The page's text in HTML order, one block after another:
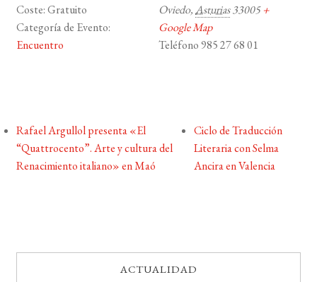
Coste:Gratuito
Categoría de Evento:
Encuentro
Oviedo,Asturias33005 +
Google Map
Teléfono 985 27 68 01
Rafael Argullol presenta «El
“Quattrocento”. Arte y cultura del
Renacimiento italiano» en Maó
Ciclo de Traducción
Literaria con Selma
Ancira en Valencia
ACTUALIDAD